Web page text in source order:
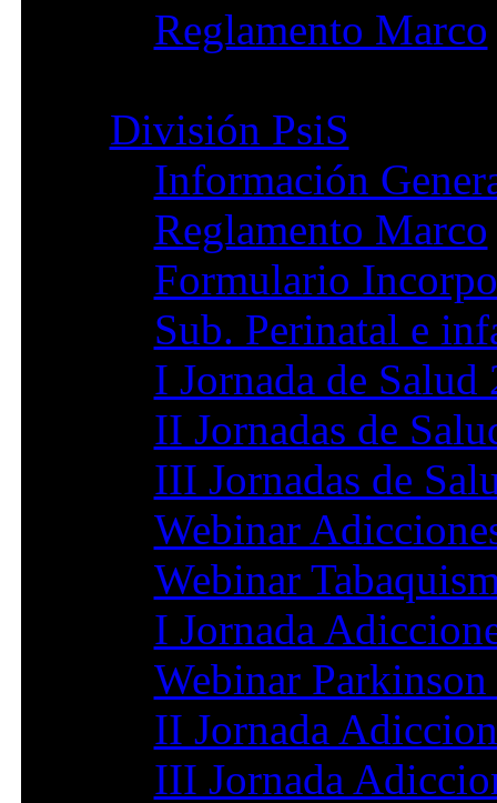
Reglamento Marco
División PsiS
Información
Reglamento Marco
Formulario
Sub. Perinatal e
I Jornada de Salud
II Jornadas de
III Jornadas de
Webinar
Webinar
I Jornada
Webinar
II Jornada
III Jornada